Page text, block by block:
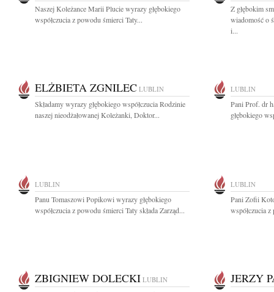
Naszej Koleżance Marii Plucie wyrazy głębokiego
współczucia z powodu śmierci Taty...
Z głębokim
wiadomość o
i...
ELŻBIETA ZGNILEC LUBLIN
Składamy wyrazy głębokiego współczucia Rodzinie
naszej nieodżałowanej Koleżanki, Doktor...
LUBLIN
Pani Prof. dr
głębokiego
LUBLIN
Panu Tomaszowi Popikowi wyrazy głębokiego
współczucia z powodu śmierci Taty składa Zarząd...
LUBLIN
Pani Zofii
współczucia z
ZBIGNIEW DOLECKI LUBLIN JERZY